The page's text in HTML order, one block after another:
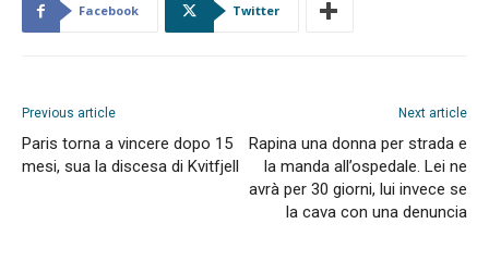
Facebook Twitter
Previous article
Paris torna a vincere dopo 15
mesi, sua la discesa di Kvitfjell
Next article
Rapina una donna per strada e
la manda all’ospedale. Lei ne
avrà per 30 giorni, lui invece se
la cava con una denuncia